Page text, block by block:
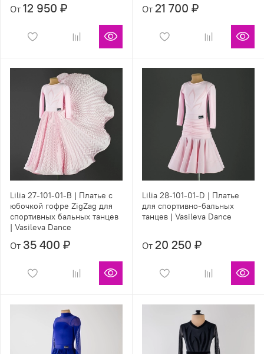
От 12 950 ₽ От 21 700 ₽
Lilia 27-101-01-B | Платье с
юбочкой гофре ZigZag для
спортивных бальных танцев
| Vasileva Dance
От 35 400 ₽
Lilia 28-101-01-D | Платье
для спортивно-бальных
танцев | Vasileva Dance
От 20 250 ₽